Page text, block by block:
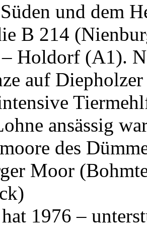
und dem
B 214
Holdorf (A1).
auf
ansässig
des
Moor
1976 –